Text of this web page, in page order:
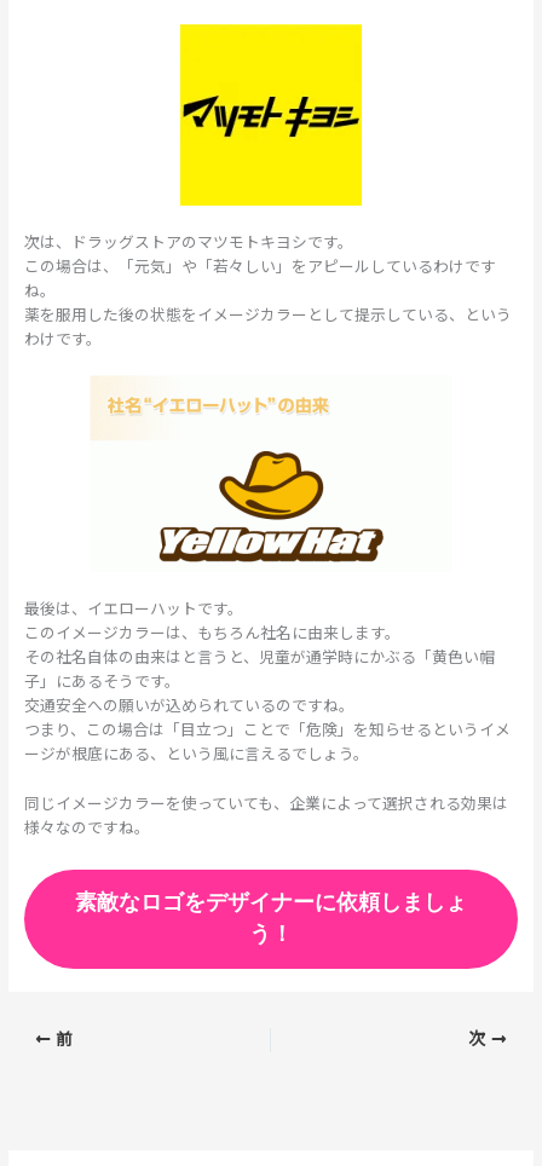
次は、ドラッグストアのマツモトキヨシです。
この場合は、「元気」や「若々しい」をアピールしているわけです
ね。
薬を服用した後の状態をイメージカラーとして提示している、という
わけです。
最後は、イエローハットです。
このイメージカラーは、もちろん社名に由来します。
その社名自体の由来はと言うと、児童が通学時にかぶる「黄色い帽
子」にあるそうです。
交通安全への願いが込められているのですね。
つまり、この場合は「目立つ」ことで「危険」を知らせるというイメ
ージが根底にある、という風に言えるでしょう。
同じイメージカラーを使っていても、企業によって選択される効果は
様々なのですね。
素敵なロゴをデザイナーに依頼しましょ
う！
前 次